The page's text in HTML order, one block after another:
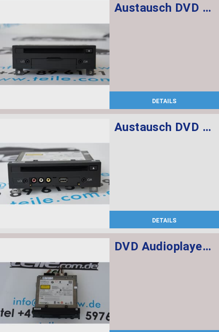
Austausch DVD Audioplayer Fond ECE, US
DETAILS
Austausch DVD Audioplayer Fond
DETAILS
DVD Audioplayer Fond